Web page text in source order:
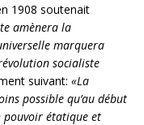
1908 soutenait
amènera la
marquera
socialiste
suivant: «La
possible qu’au début
pouvoir étatique et